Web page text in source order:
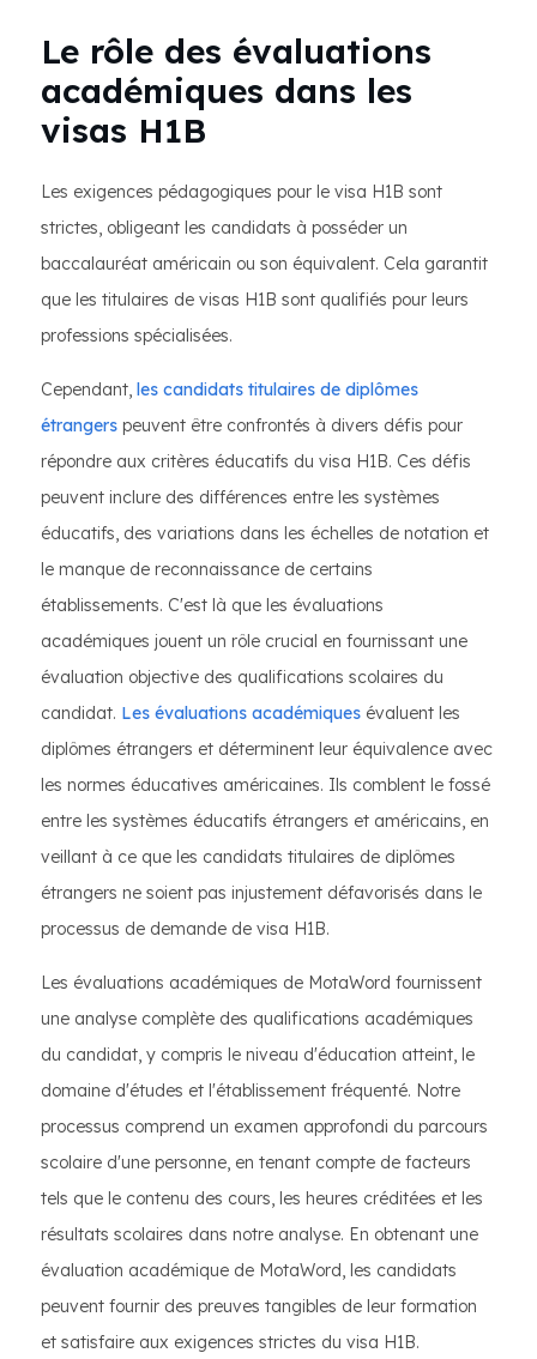
Le rôle des évaluations
académiques dans les
visas H1B
Les exigences pédagogiques pour le visa H1B sont
strictes, obligeant les candidats à posséder un
baccalauréat américain ou son équivalent. Cela garantit
que les titulaires de visas H1B sont qualifiés pour leurs
professions spécialisées.
Cependant, les candidats titulaires de diplômes
étrangers peuvent être confrontés à divers défis pour
répondre aux critères éducatifs du visa H1B. Ces défis
peuvent inclure des différences entre les systèmes
éducatifs, des variations dans les échelles de notation et
le manque de reconnaissance de certains
établissements. C'est là que les évaluations
académiques jouent un rôle crucial en fournissant une
évaluation objective des qualifications scolaires du
candidat. Les évaluations académiques évaluent les
diplômes étrangers et déterminent leur équivalence avec
les normes éducatives américaines. Ils comblent le fossé
entre les systèmes éducatifs étrangers et américains, en
veillant à ce que les candidats titulaires de diplômes
étrangers ne soient pas injustement défavorisés dans le
processus de demande de visa H1B.
Les évaluations académiques de MotaWord fournissent
une analyse complète des qualifications académiques
du candidat, y compris le niveau d'éducation atteint, le
domaine d'études et l'établissement fréquenté. Notre
processus comprend un examen approfondi du parcours
scolaire d'une personne, en tenant compte de facteurs
tels que le contenu des cours, les heures créditées et les
résultats scolaires dans notre analyse. En obtenant une
évaluation académique de MotaWord, les candidats
peuvent fournir des preuves tangibles de leur formation
et satisfaire aux exigences strictes du visa H1B.